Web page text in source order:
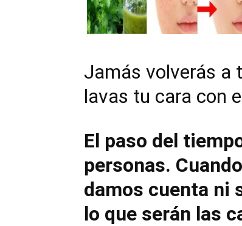
Jamás volverás a
lavas tu cara con
El paso del
personas.
damos cuenta ni
lo que serán las